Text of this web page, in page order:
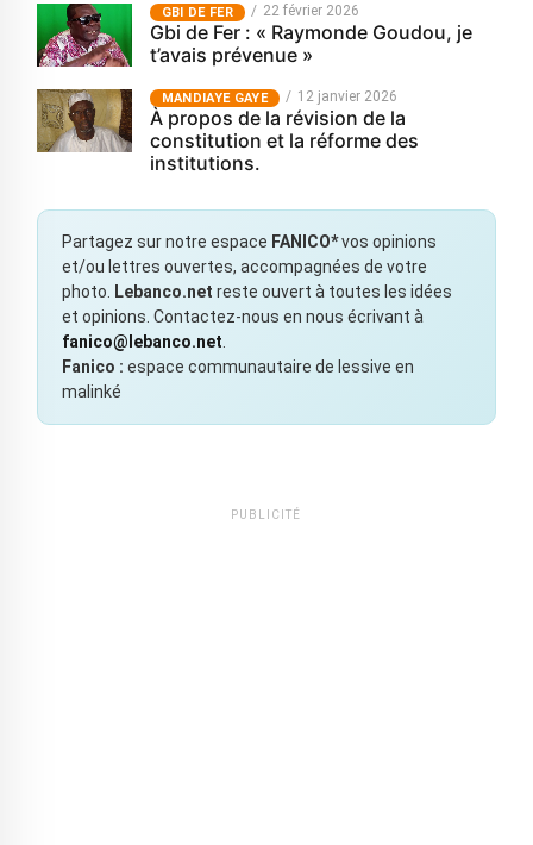
GBI DE FER 22 février 2026
Gbi de Fer : « Raymonde Goudou, je
t’avais prévenue »
MANDIAYE GAYE 12 janvier 2026
À propos de la révision de la
constitution et la réforme des
institutions.
Partagez sur notre espace FANICO*vos opinions
et/ou lettres ouvertes, accompagnées de votre
photo.
Lebanco.net reste ouvert à toutes les idées
et opinions. Contactez-nous en nous écrivant à
fanico@lebanco.net
Fanico : espace communautaire de lessive en
malinké
PUBLICITÉ